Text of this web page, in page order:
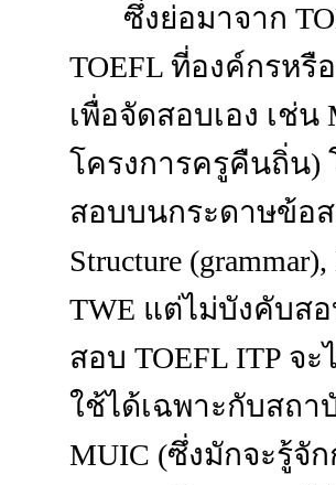
ซึ่งย่อมาจาก
TOEFL ที่องค์กรห
เพื่อจัดสอบเอง เช่
โครงการครูคืนถิ่น)
สอบบนกระดาษข้อ
Structure
TWE แต่ไม่บังคับส
สอบ TOEFL ITP จ
ใช้ได้เฉพาะกับสถา
MUIC (ซึ่งมักจะรู้จั